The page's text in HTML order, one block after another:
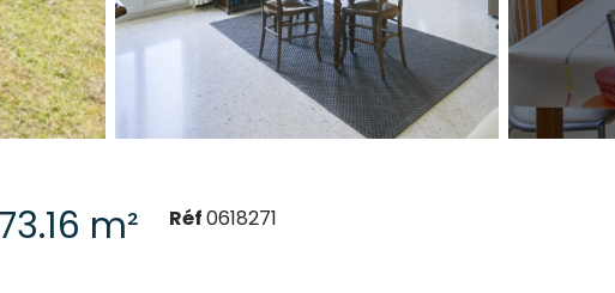
Villa 4 pièce(s) 2 chambre(s) 73.16 m² Réf0618271